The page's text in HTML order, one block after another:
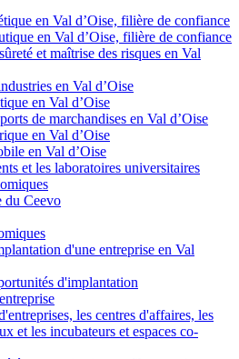
en Val d’Oise, filière de confiance
en Val d’Oise, filière de confiance
et maîtrise des risques en Val
en Val d’Oise
en Val d’Oise
de marchandises en Val d’Oise
en Val d’Oise
en Val d’Oise
et les laboratoires universitaires
du Ceevo
d'une entreprise en Val
d'implantation
les centres d'affaires, les
et les incubateurs et espaces co-